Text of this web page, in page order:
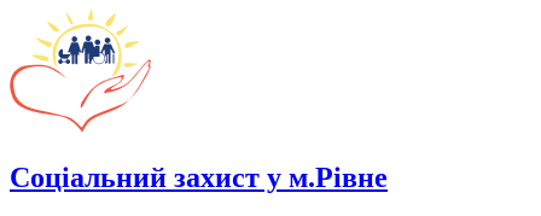
Соціальний захист у м.Рівне